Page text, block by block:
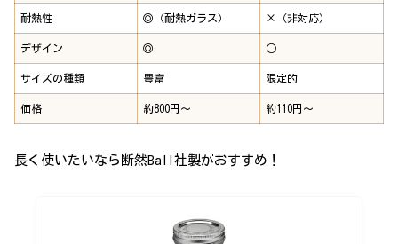
耐熱性 ◎（耐熱ガラス） ×（非対応）
デザイン ◎ ○
サイズの種類 豊富 限定的
価格 約800円〜 約110円〜
長く使いたいなら断然Ball社製がおすすめ！